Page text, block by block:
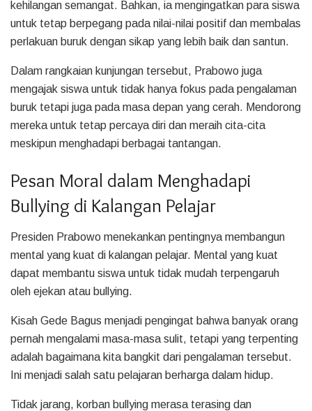
kehilangan semangat. Bahkan, ia mengingatkan para siswa
untuk tetap berpegang pada nilai-nilai positif dan membalas
perlakuan buruk dengan sikap yang lebih baik dan santun.
Dalam rangkaian kunjungan tersebut, Prabowo juga
mengajak siswa untuk tidak hanya fokus pada pengalaman
buruk tetapi juga pada masa depan yang cerah. Mendorong
mereka untuk tetap percaya diri dan meraih cita-cita
meskipun menghadapi berbagai tantangan.
Pesan Moral dalam Menghadapi
Bullying di Kalangan Pelajar
Presiden Prabowo menekankan pentingnya membangun
mental yang kuat di kalangan pelajar. Mental yang kuat
dapat membantu siswa untuk tidak mudah terpengaruh
oleh ejekan atau bullying.
Kisah Gede Bagus menjadi pengingat bahwa banyak orang
pernah mengalami masa-masa sulit, tetapi yang terpenting
adalah bagaimana kita bangkit dari pengalaman tersebut.
Ini menjadi salah satu pelajaran berharga dalam hidup.
Tidak jarang, korban bullying merasa terasing dan